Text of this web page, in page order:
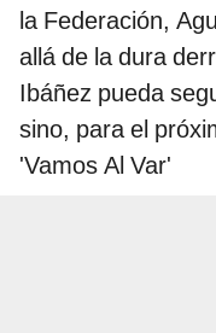
la Federación,
allá de la dura
Ibáñez pueda
sino, para el
'Vamos Al Var'